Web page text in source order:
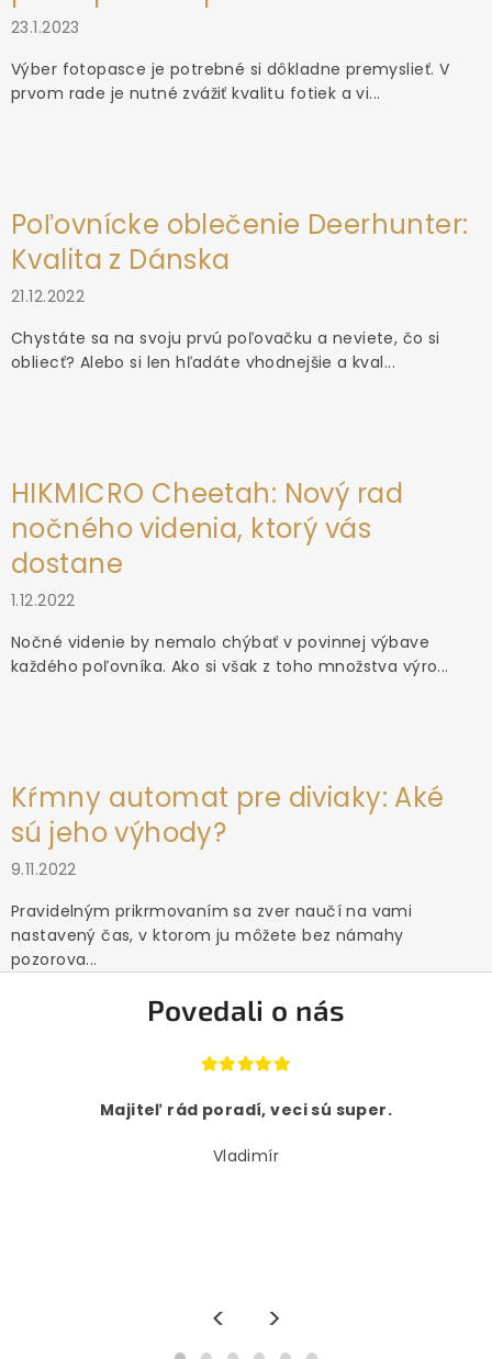
23.1.2023
Výber fotopasce je potrebné si dôkladne premyslieť. V
prvom rade je nutné zvážiť kvalitu fotiek a vi...
Poľovnícke oblečenie Deerhunter:
Kvalita z Dánska
21.12.2022
Chystáte sa na svoju prvú poľovačku a neviete, čo si
obliecť? Alebo si len hľadáte vhodnejšie a kval...
HIKMICRO Cheetah: Nový rad
nočného videnia, ktorý vás
dostane
1.12.2022
Nočné videnie by nemalo chýbať v povinnej výbave
každého poľovníka. Ako si však z toho množstva výro...
Kŕmny automat pre diviaky: Aké
sú jeho výhody?
9.11.2022
Pravidelným prikrmovaním sa zver naučí na vami
nastavený čas, v ktorom ju môžete bez námahy
pozorova...
Povedali o nás
Majiteľ rád poradí, veci sú super.
Vladimír
< >